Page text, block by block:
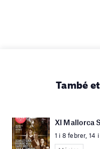
També
XI Mallorca
1 i 8 febrer, 14